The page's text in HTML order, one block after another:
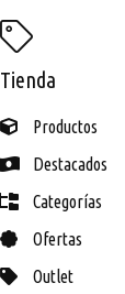
Tienda
Productos
Destacados
Categorías
Ofertas
Outlet